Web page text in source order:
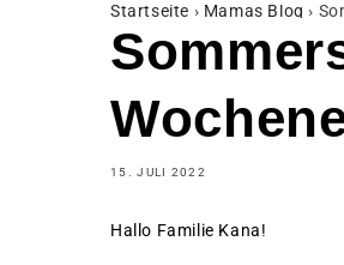
Startseite › Mamas Blog ›
15. JULI 2022
Hallo Familie Kana!